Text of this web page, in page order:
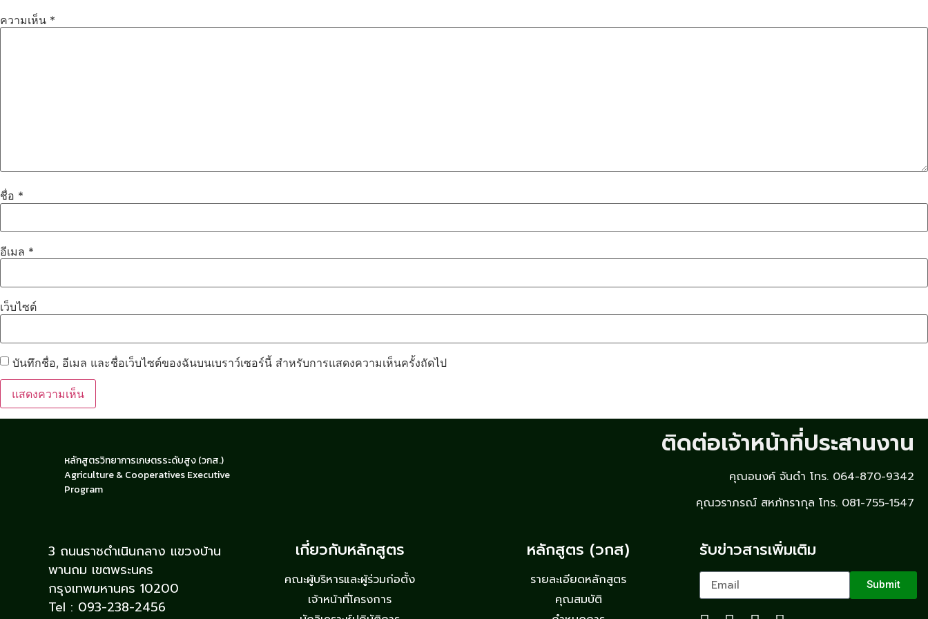
ความเห็น *
ชื่อ *
อีเมล *
เว็บไซต์
บันทึกชื่อ, อีเมล และชื่อเว็บไซต์ของฉันบนเบราว์เซอร์นี้ สำหรับการแสดงความเห็นครั้งถัดไป
หลักสูตรวิทยาการเกษตรระดับสูง (วกส.)
Agriculture & Cooperatives Executive
Program
ติดต่อเจ้าหน้าที่ประสานงาน
คุณอนงค์ จันดำ โทร. 064-870-9342
คุณวราภรณ์ สหภัทรากุล โทร. 081-755-1547
3 ถนนราชดำเนินกลาง แขวงบ้าน
พานถม เขตพระนคร
กรุงเทพมหานคร 10200
Tel : 093-238-2456
เกี่ยวกับหลักสูตร
คณะผู้บริหารและผู้ร่วมก่อตั้ง
เจ้าหน้าที่โครงการ
หลักสูตร (วกส)
รายละเอียดหลักสูตร
คุณสมบัติ
รับข่าวสารเพิ่มเติม
Submit